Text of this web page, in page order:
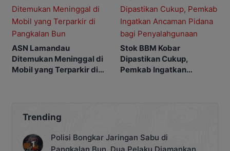
ASN Lamandau
Ditemukan Meninggal di
Mobil yang Terparkir di
Stok BBM Kobar
Dipastikan Cukup,
Pemkab Ingatkan
Trending
Polisi Bongkar Jaringan Sabu di